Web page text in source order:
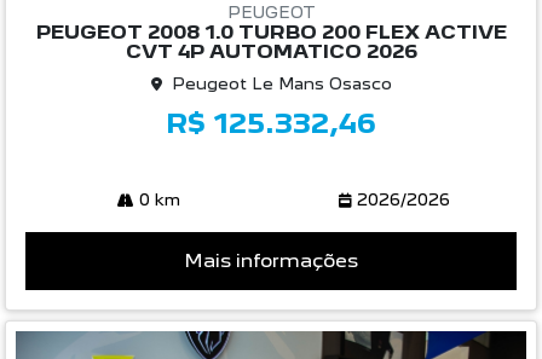
PEUGEOT
PEUGEOT 2008 1.0 TURBO 200 FLEX ACTIVE
CVT 4P AUTOMATICO 2026
Peugeot Le Mans Osasco
R$ 125.332,46
0 km 2026/2026
Mais informações